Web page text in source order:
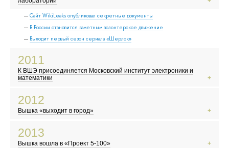
Сайт WikiLeaks опубликовал секретные документы
В России становится заметным волонтерское движение
Выходит первый сезон сериала «Шерлок»
2011
К ВШЭ присоединяется Московский институт электроники и
математики
Волна протестов и восстаний в арабском мире
Вышел сериал «Игра престолов»
2012
Вышка «выходит в город»
Территория Москвы официально увеличилась в 2,5 раза
2013
Вышка вошла в «Проект 5-100»